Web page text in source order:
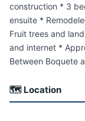
construction * 3
ensuite *
Fruit trees and
and internet *
Between Boquete
🗺 Location